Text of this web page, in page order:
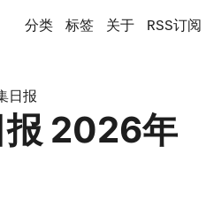
分类 标签 关于 RSS订阅
日报
报 2026年